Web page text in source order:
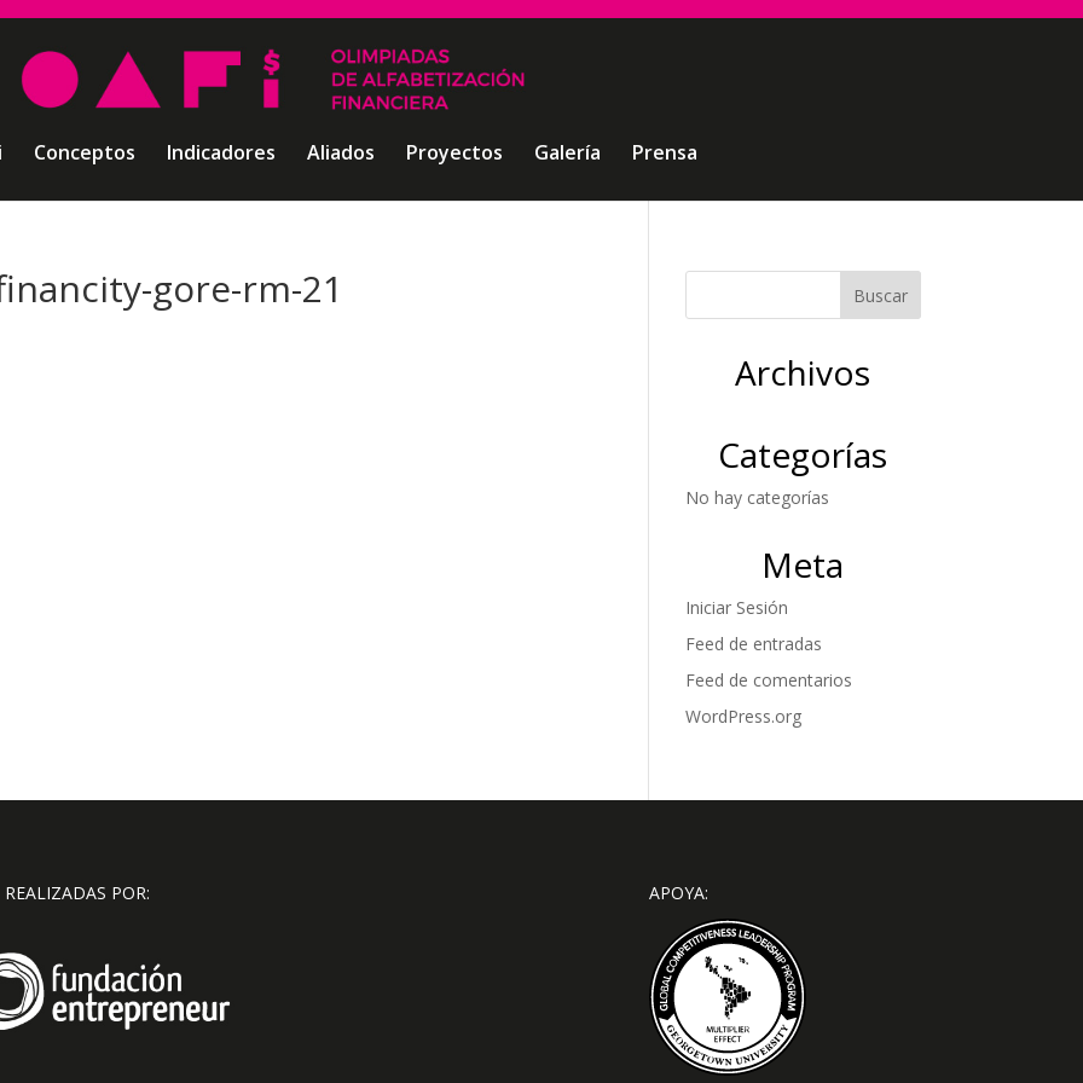
Conceptos Indicadores Aliados Proyectos Galería Prensa
gore-rm-21
Archivos
Categorías
No hay categorías
Meta
Iniciar Sesión
Feed de entradas
Feed de comentarios
WordPress.org
POR: APOYA: